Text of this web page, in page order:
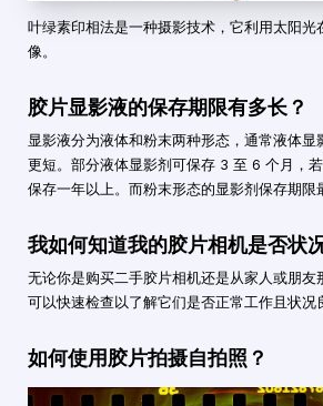
叶绿素印相法是一种摄影技术，它利用太阳光
像。
胶片显影液的保存期限有多长？
显影液分为液体和粉末两种形态，通常液体显
更短。部分液体显影剂可保存 3 至 6 个月，
保存一年以上。而粉末形态的显影剂保存期限
我如何知道我的胶片相机是否状
无论你是购买二手胶片相机还是从家人或朋友
可以快速检查以了解它们是否正常工作且状况
如何使用胶片拍摄自拍照？